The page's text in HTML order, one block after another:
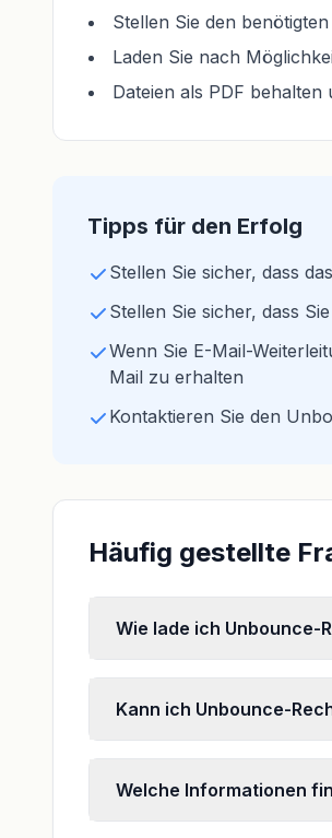
Stellen Sie den
Laden Sie nach
Dateien als PDF
Tipps für den Erfolg
Stellen Sie sicher, dass
Stellen Sie sicher, dass
Wenn Sie E-Mail-
Mail zu erhalten
Kontaktieren Sie den
Häufig gestellte
Wie lade ich Unbounce-
Kann ich Unbounce-
Welche Informationen